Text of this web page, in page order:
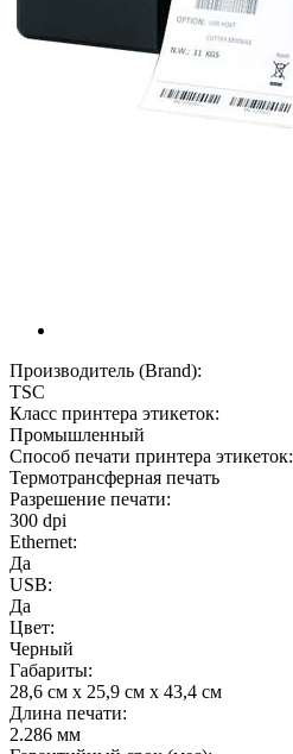
Производитель (Brand):
TSC
Класс принтера этикеток:
Промышленный
Способ печати принтера этикеток:
Термотрансферная печать
Разрешение печати:
300 dpi
Ethernet:
Да
USB:
Да
Цвет:
Черный
Габариты:
28,6 см x 25,9 см x 43,4 см
Длина печати:
2.286 мм